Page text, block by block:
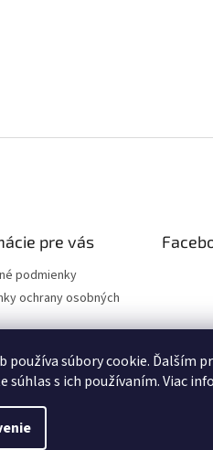
používa súbory cookie. Ďalším
súhlas s ich používaním. Viac
pre vás
podmienky
ochrany osobných
krúžok